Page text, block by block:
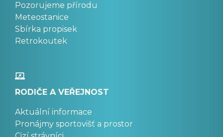
Pozorujeme přírodu
Meteostanice
Sbírka propisek
Retrokoutek
RODIČE A VEŘEJNOST
Aktuální informace
Pronájmy sportovišť a prostor